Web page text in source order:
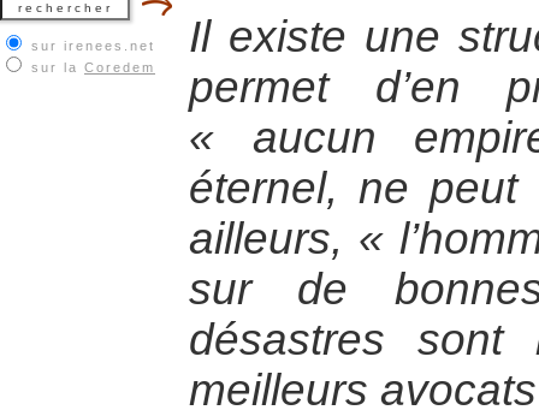
sur irenees.net
sur la Coredem
Il existe une
permet d’en
« aucun
éternel, ne peut
ailleurs, «
sur de
désastres
meilleurs